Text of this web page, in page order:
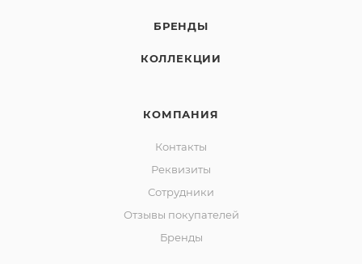
БРЕНДЫ
КОЛЛЕКЦИИ
КОМПАНИЯ
Контакты
Реквизиты
Сотрудники
Отзывы покупателей
Бренды